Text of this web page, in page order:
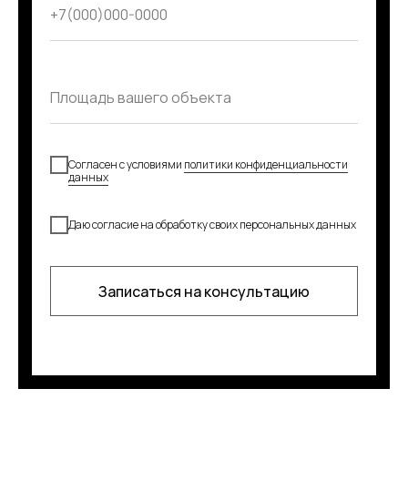
Согласен с условиями политики конфиденциальности
данных
Даю согласие на обработку своих персональных данных
Записаться на консультацию